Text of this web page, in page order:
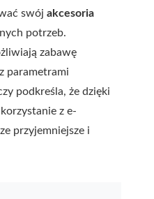
swój akcesoria
potrzeb.
zabawę
parametrami
podkreśla, że dzięki
z e-
przyjemniejsze i